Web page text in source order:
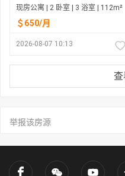
现房公寓 | 2 卧室 | 3 浴室 | 112m²
＄650/月
2026-08-07 10:13
查
举报该房源